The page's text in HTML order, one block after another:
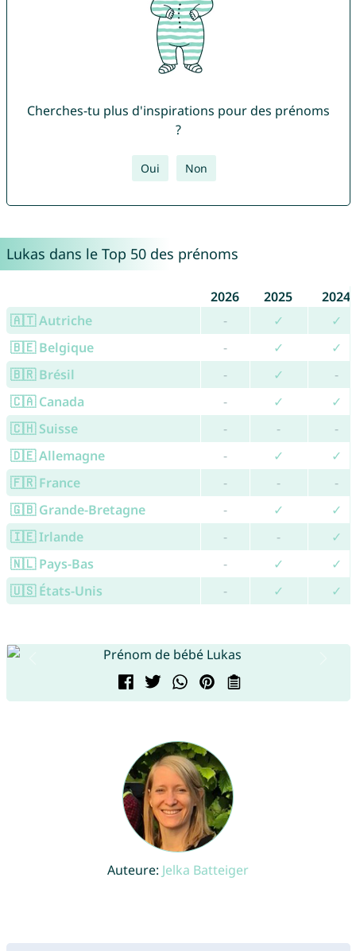
Cherches-tu plus d'inspirations pour des prénoms
?
Oui Non
Lukas dans le Top 50 des prénoms
2026 2025
2024
🇦🇹 Autriche
- ✓
✓
🇧🇪 Belgique
- ✓
✓
🇧🇷 Brésil
- ✓
-
🇨🇦 Canada
- ✓
✓
🇨🇭 Suisse
- -
-
🇩🇪 Allemagne
- ✓
✓
🇫🇷 France
- -
-
🇬🇧 Grande-Bretagne
- ✓
✓
🇮🇪 Irlande
- -
✓
🇳🇱 Pays-Bas
- ✓
✓
🇺🇸 États-Unis
- ✓ ✓
Auteure: Jelka Batteiger